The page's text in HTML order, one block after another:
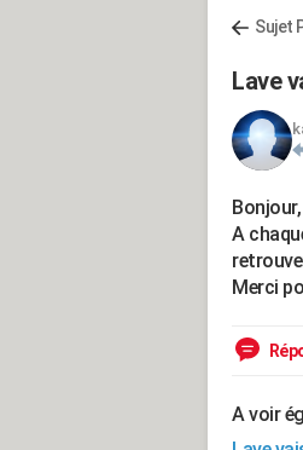
Sujet
Lave
Bonjour,
A
Merci
A voir